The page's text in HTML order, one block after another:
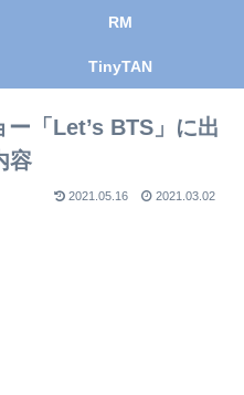
RM
TinyTAN
「Let’s BTS」に出
容
2021.05.16 2021.03.02